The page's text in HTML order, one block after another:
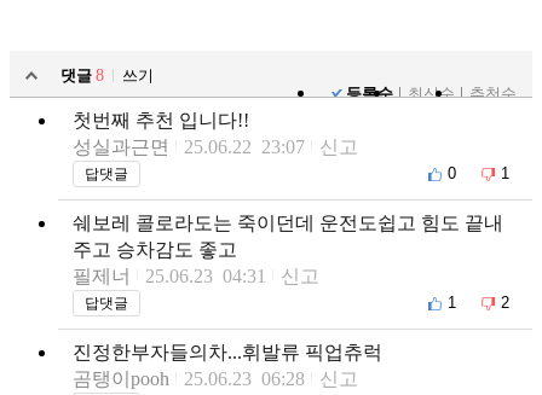
댓글 8
쓰기
등록순
최신순 추천순
첫번째 추천 입니다!!
성실과근면
25.06.22 23:07 신고
답댓글 0 1
쉐보레 콜로라도는 죽이던데 운전도쉽고 힘도 끝내
주고 승차감도 좋고
필제너
25.06.23 04:31 신고
답댓글 1 2
진정한부자들의차...휘발류 픽업츄럭
곰탱이pooh
25.06.23 06:28 신고